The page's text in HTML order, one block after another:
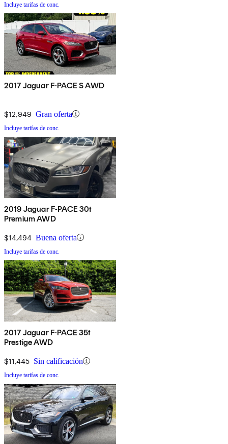
Incluye tarifas de conc.
2017 Jaguar F-PACE S AWD
$12,949 Gran oferta
Incluye tarifas de conc.
2019 Jaguar F-PACE 30t
Premium AWD
$14,494 Buena oferta
Incluye tarifas de conc.
2017 Jaguar F-PACE 35t
Prestige AWD
$11,445 Sin calificación
Incluye tarifas de conc.